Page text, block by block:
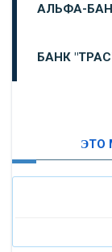
АЛЬФА-
БАНК